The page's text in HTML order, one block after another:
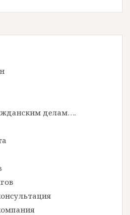
делам….